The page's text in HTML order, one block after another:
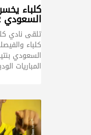
كلباء
السعودي 2-1 في مباراة ودية
تلقى نادي
كلباء
المباريات